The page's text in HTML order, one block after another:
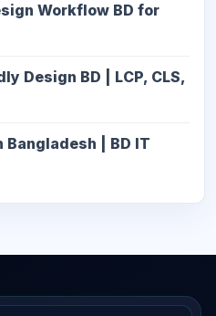
Workflow BD for
Design BD | LCP, CLS,
| BD IT